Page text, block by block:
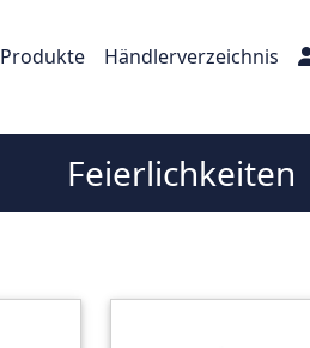
Produkte Händlerverzeichnis
Feierlichkeiten